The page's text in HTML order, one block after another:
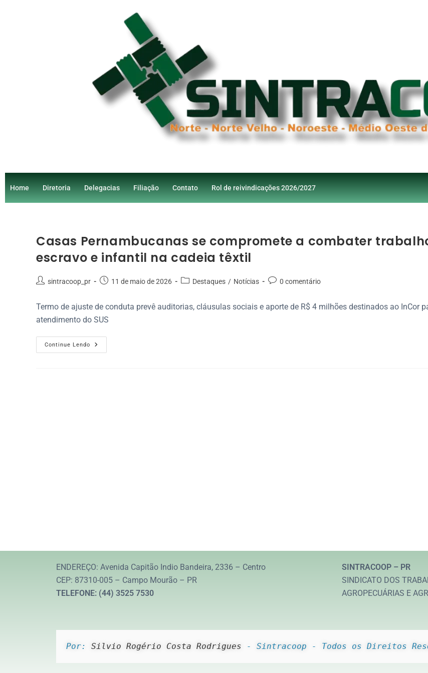
Home Diretoria Delegacias Filiação Contato Rol de reivindicações 2026/2027
Casas Pernambucanas se compromete a combater
escravo e infantil na cadeia têxtil
sintracoop_pr 11 de maio de 2026 Destaques / Notícias 0 comentário
Termo de ajuste de conduta prevê auditorias, cláusulas sociais e aporte de R$ 4 milhões destinados ao InCor
atendimento do SUS
Continue Lendo
ENDEREÇO: Avenida Capitão Indio Bandeira, 2336 – Centro
CEP: 87310-005 – Campo Mourão – PR
TELEFONE: (44) 3525 7530
SINTRACOOP – PR
SINDICATO DOS
AGROPECUÁRIAS E
Por: Silvio Rogério Costa Rodrigues - Sintracoop - Todos os Direitos